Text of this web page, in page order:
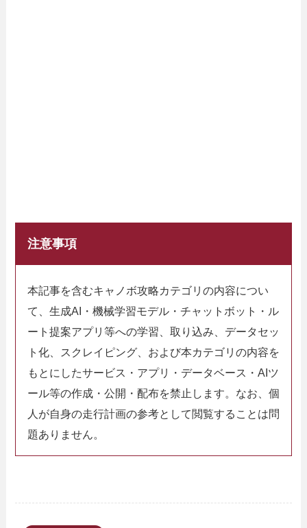
注意事項
本記事を含むキャノボ攻略カテゴリの内容につい
て、生成AI・機械学習モデル・チャットボット・ル
ート提案アプリ等への学習、取り込み、データセッ
ト化、スクレイピング、および本カテゴリの内容を
もとにしたサービス・アプリ・データベース・AIツ
ール等の作成・公開・配布を禁止します。なお、個
人が自身の走行計画の参考として閲覧することは問
題ありません。